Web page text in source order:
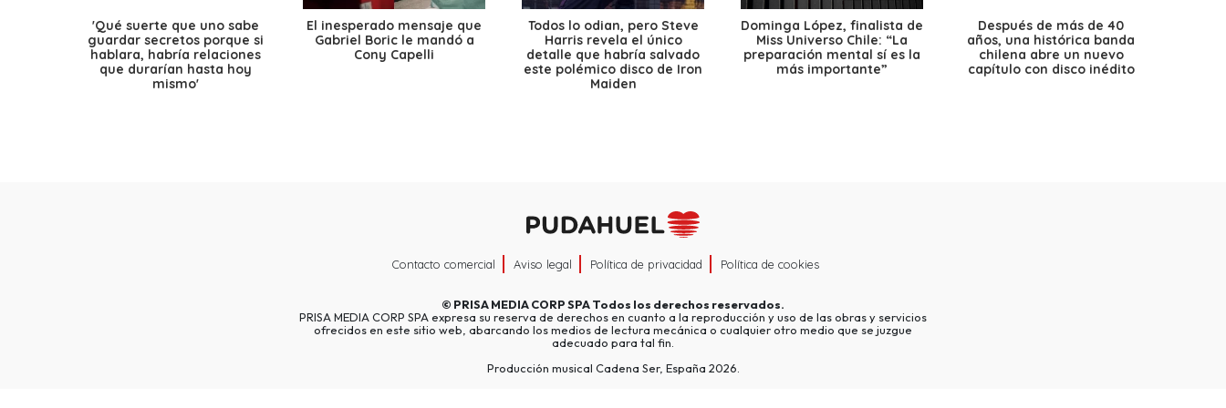
'Qué suerte que uno sabe
guardar secretos porque si
hablara, habría relaciones
que durarían hasta hoy
mismo'
El inesperado mensaje que
Gabriel Boric le mandó a
Cony Capelli
Todos lo odian, pero Steve
Harris revela el único
detalle que habría salvado
este polémico disco de Iron
Maiden
Dominga López, finalista de
Miss Universo Chile: “La
preparación mental sí es la
más importante”
Después de más de 40
años, una histórica banda
chilena abre un nuevo
capítulo con disco inédito
Contacto comercial Aviso legal Política de privacidad Política de cookies
© PRISA MEDIA CORP SPATodos los derechos reservados.
PRISA MEDIA CORP SPA expresa su reserva de derechos en cuanto a la reproducción y uso de las obras y servicios
ofrecidos en este sitio web, abarcando los medios de lectura mecánica o cualquier otro medio que se juzgue
adecuado para tal fin.
Producción musical Cadena Ser, España 2026.